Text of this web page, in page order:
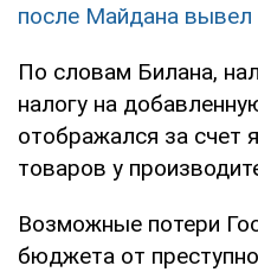
после Майдана вывел
По словам Билана,
налогу на
отображался за счет
товаров у
Возможные потери
бюджета от